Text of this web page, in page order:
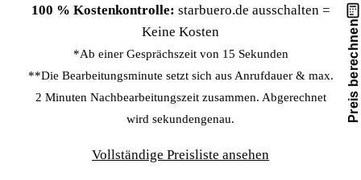
100 % Kostenkontrolle: starbuero.de ausschalten =
Keine Kosten
*Ab einer Gesprächszeit von 15 Sekunden
**Die Bearbeitungsminute setzt sich aus Anrufdauer & max.
2 Minuten Nachbearbeitungszeit zusammen. Abgerechnet
wird sekundengenau.
Vollständige Preisliste ansehen
Preis berechnen